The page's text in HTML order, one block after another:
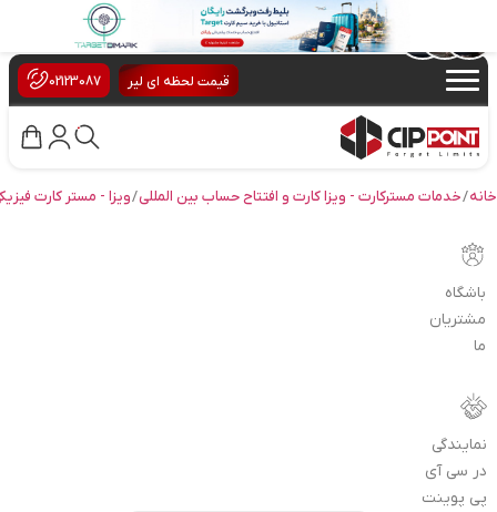
قیمت لحظه ای لیر 02123087
خانه/خدمات مسترکارت - ویزا کارت و افتتاح حساب بین المللی/ویزا - مستر کارت
باشگاه
مشتریان
ما
نمایندگی
در سی آی
پی پوینت